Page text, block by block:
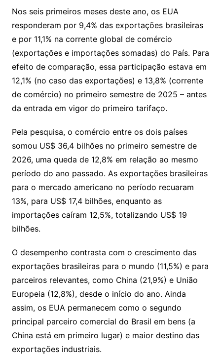
Nos seis primeiros meses deste ano, os EUA
responderam por 9,4% das exportações brasileiras
e por 11,1% na corrente global de comércio
(exportações e importações somadas) do País. Para
efeito de comparação, essa participação estava em
12,1% (no caso das exportações) e 13,8% (corrente
de comércio) no primeiro semestre de 2025 – antes
da entrada em vigor do primeiro tarifaço.
Pela pesquisa, o comércio entre os dois países
somou US$ 36,4 bilhões no primeiro semestre de
2026, uma queda de 12,8% em relação ao mesmo
período do ano passado. As exportações brasileiras
para o mercado americano no período recuaram
13%, para US$ 17,4 bilhões, enquanto as
importações caíram 12,5%, totalizando US$ 19
bilhões.
O desempenho contrasta com o crescimento das
exportações brasileiras para o mundo (11,5%) e para
parceiros relevantes, como China (21,9%) e União
Europeia (12,8%), desde o início do ano. Ainda
assim, os EUA permanecem como o segundo
principal parceiro comercial do Brasil em bens (a
China está em primeiro lugar) e maior destino das
exportações industriais.